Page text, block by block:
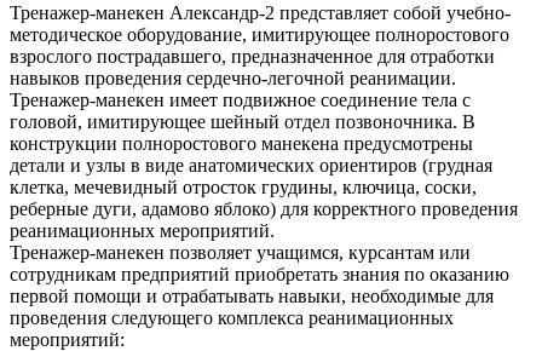
Тренажер-манекен Александр-2 представляет собой учебно-
методическое оборудование, имитирующее полноростового
взрослого пострадавшего, предназначенное для отработки
навыков проведения сердечно-легочной реанимации.
Тренажер-манекен имеет подвижное соединение тела с
головой, имитирующее шейный отдел позвоночника. В
конструкции полноростового манекена предусмотрены
детали и узлы в виде анатомических ориентиров (грудная
клетка, мечевидный отросток грудины, ключица, соски,
реберные дуги, адамово яблоко) для корректного проведения
реанимационных мероприятий.
Тренажер-манекен позволяет учащимся, курсантам или
сотрудникам предприятий приобретать знания по оказанию
первой помощи и отрабатывать навыки, необходимые для
проведения следующего комплекса реанимационных
мероприятий: